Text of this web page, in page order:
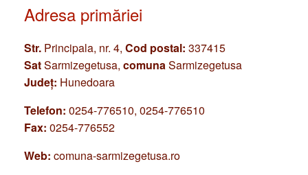
Adresa primăriei
Str. Principala, nr. 4, Cod postal: 337415
SatSarmizegetusa, comunaSarmizegetusa
Județ: Hunedoara
Telefon: 0254-776510, 0254-776510
Fax: 0254-776552
Web: comuna-sarmizegetusa.ro